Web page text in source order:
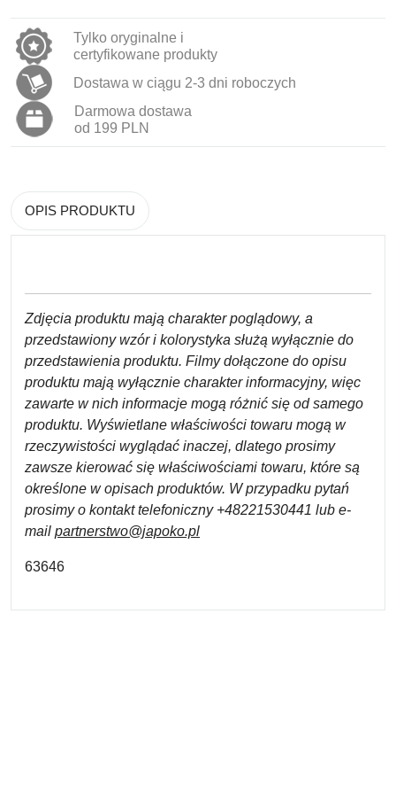
Tylko oryginalne i
certyfikowane produkty
Dostawa w ciągu 2-3 dni roboczych
Darmowa dostawa
od 199 PLN
OPIS PRODUKTU
Zdjęcia produktu mają charakter poglądowy, a
przedstawiony wzór i kolorystyka służą wyłącznie do
przedstawienia produktu. Filmy dołączone do opisu
produktu mają wyłącznie charakter informacyjny, więc
zawarte w nich informacje mogą różnić się od samego
produktu. Wyświetlane właściwości towaru mogą w
rzeczywistości wyglądać inaczej, dlatego prosimy
zawsze kierować się właściwościami towaru, które są
określone w opisach produktów. W przypadku pytań
prosimy o kontakt telefoniczny +48221530441 lub e-
mail partnerstwo@japoko.pl
63646